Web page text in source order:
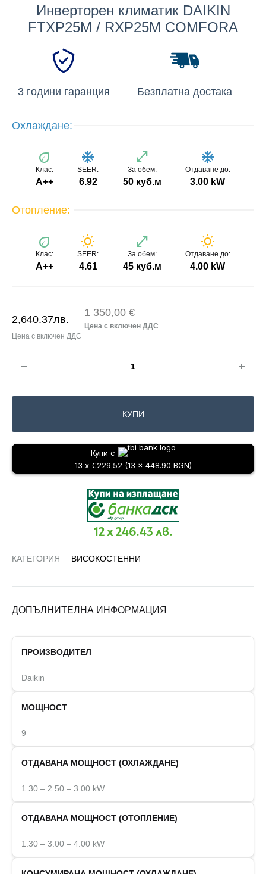
Инверторен климатик DAIKIN
FTXP25M / RXP25M COMFORA
3 години гаранция Безплатна достака
Охлаждане:
eco
Клас:
A++
ac_unit
SEER:
6.92
open_in_full
За обем:
50 куб.м
ac_unit
Отдаване до:
3.00 kW
Отопление:
eco
Клас:
А++
wb_sunny
SEER:
4.61
open_in_full
За обем:
45 куб.м
wb_sunny
Отдаване до:
4.00 kW
2,640.37лв.
1 350,00 €
КУПИ
Купи с
13 x €229.52 (13 x 448.90 BGN)
12 x 246.43 лв.
КАТЕГОРИЯ ВИСОКОСТЕННИ
ДОПЪЛНИТЕЛНА ИНФОРМАЦИЯ
ПРОИЗВОДИТЕЛ
Daikin
МОЩНОСТ
9
ОТДАВАНА МОЩНОСТ (ОХЛАЖДАНЕ)
1.30 – 2.50 – 3.00 kW
ОТДАВАНА МОЩНОСТ (ОТОПЛЕНИЕ)
1.30 – 3.00 – 4.00 kW